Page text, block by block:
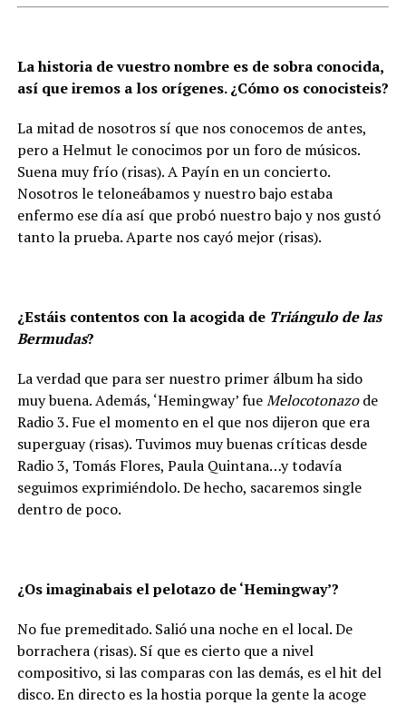
La historia de vuestro nombre es de sobra conocida,
así que iremos a los orígenes. ¿Cómo os conocisteis?
La mitad de nosotros sí que nos conocemos de antes,
pero a Helmut le conocimos por un foro de músicos.
Suena muy frío (risas). A Payín en un concierto.
Nosotros le teloneábamos y nuestro bajo estaba
enfermo ese día así que probó nuestro bajo y nos gustó
tanto la prueba. Aparte nos cayó mejor (risas).
¿Estáis contentos con la acogida de Triángulo de las
Bermudas?
La verdad que para ser nuestro primer álbum ha sido
muy buena. Además, ‘Hemingway’ fueMelocotonazode
Radio 3. Fue el momento en el que nos dijeron que era
superguay (risas). Tuvimos muy buenas críticas desde
Radio 3, Tomás Flores, Paula Quintana…y todavía
seguimos exprimiéndolo. De hecho, sacaremos single
dentro de poco.
¿Os imaginabais el pelotazo de ‘Hemingway’?
No fue premeditado. Salió una noche en el local. De
borrachera (risas). Sí que es cierto que a nivel
compositivo, si las comparas con las demás, es el hit del
disco. En directo es la hostia porque la gente la acoge